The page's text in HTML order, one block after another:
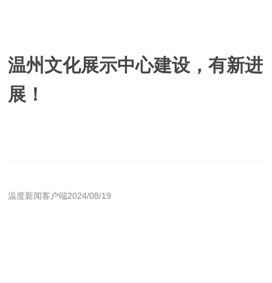
温州文化展示中心建设，有新进
展！
温度新闻客户端2024/08/19